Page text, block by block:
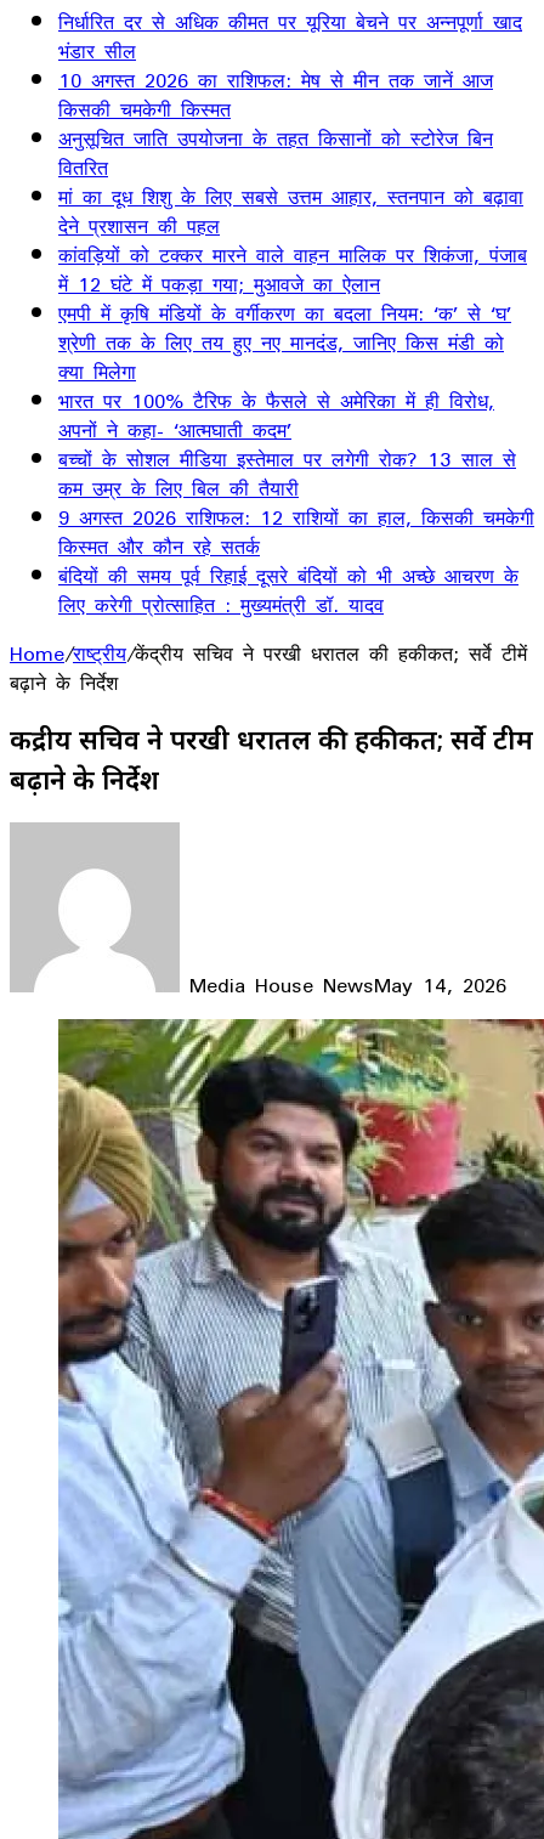
निर्धारित दर से अधिक कीमत पर यूरिया बेचने पर अन्नपूर्णा खाद
भंडार सील
10 अगस्त 2026 का राशिफल: मेष से मीन तक जानें आज
किसकी चमकेगी किस्मत
अनुसूचित जाति उपयोजना के तहत किसानों को स्टोरेज बिन
वितरित
मां का दूध शिशु के लिए सबसे उत्तम आहार, स्तनपान को बढ़ावा
देने प्रशासन की पहल
कांवड़ियों को टक्कर मारने वाले वाहन मालिक पर शिकंजा, पंजाब
में 12 घंटे में पकड़ा गया; मुआवजे का ऐलान
एमपी में कृषि मंडियों के वर्गीकरण का बदला नियम: ‘क’ से ‘घ’
श्रेणी तक के लिए तय हुए नए मानदंड, जानिए किस मंडी को
क्या मिलेगा
भारत पर 100% टैरिफ के फैसले से अमेरिका में ही विरोध,
अपनों ने कहा- ‘आत्मघाती कदम’
बच्चों के सोशल मीडिया इस्तेमाल पर लगेगी रोक? 13 साल से
कम उम्र के लिए बिल की तैयारी
9 अगस्त 2026 राशिफल: 12 राशियों का हाल, किसकी चमकेगी
किस्मत और कौन रहे सतर्क
बंदियों की समय पूर्व रिहाई दूसरे बंदियों को भी अच्छे आचरण के
लिए करेगी प्रोत्साहित : मुख्यमंत्री डॉ. यादव
Home/राष्ट्रीय/केंद्रीय सचिव ने परखी धरातल की हकीकत; सर्वे टीमें
बढ़ाने के निर्देश
केंद्रीय सचिव ने परखी धरातल की हकीकत; सर्वे टीमें
बढ़ाने के निर्देश
Media House NewsMay 14, 2026
Facebook
LinkedIn
WhatsApp
Telegram